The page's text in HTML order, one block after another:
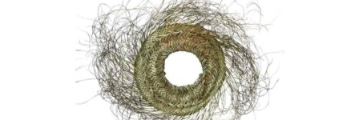
Suspension palmier
couronne « Raïra »
14,00€